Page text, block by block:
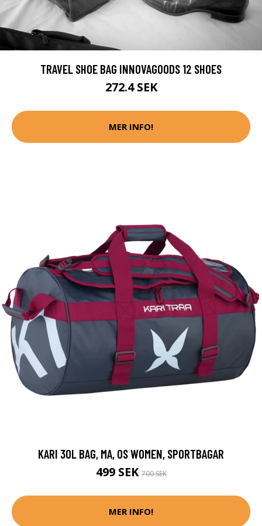
TRAVEL SHOE BAG INNOVAGOODS 12 SHOES
272.4 SEK
MER INFO!
KARI 30L BAG, MA, OS WOMEN, SPORTBAGAR
499 SEK700 SEK
MER INFO!